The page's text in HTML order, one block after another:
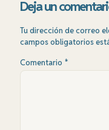
Deja un
Tu dirección de correo
campos obligatorios
Comentario *